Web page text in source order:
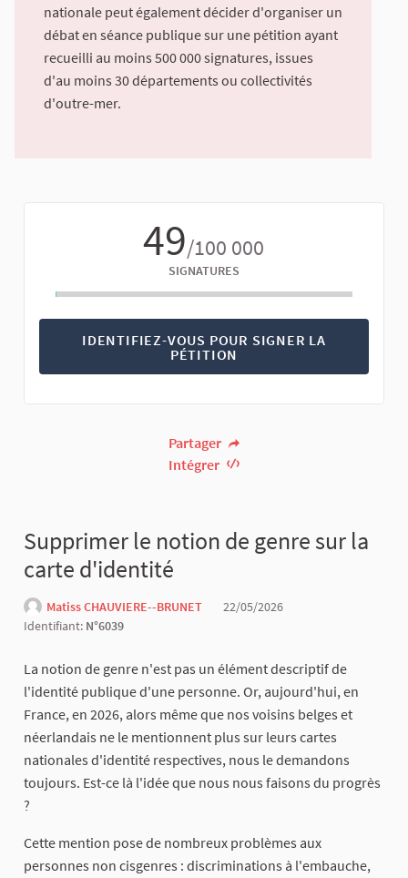
nationale peut également décider d'organiser un
débat en séance publique sur une pétition ayant
recueilli au moins 500 000 signatures, issues
d'au moins 30 départements ou collectivités
d'outre-mer.
49/100 000
SIGNATURES
IDENTIFIEZ-VOUS POUR SIGNER LA
PÉTITION
Partager
Intégrer
Supprimer le notion de genre sur la
carte d'identité
Matiss CHAUVIERE--BRUNET
22/05/2026
Identifiant: N°6039
La notion de genre n'est pas un élément descriptif de
l'identité publique d'une personne. Or, aujourd'hui, en
France, en 2026, alors même que nos voisins belges et
néerlandais ne le mentionnent plus sur leurs cartes
nationales d'identité respectives, nous le demandons
toujours. Est-ce là l'idée que nous nous faisons du progrès
?
​Cette mention pose de nombreux problèmes aux
personnes non cisgenres : discriminations à l'embauche,